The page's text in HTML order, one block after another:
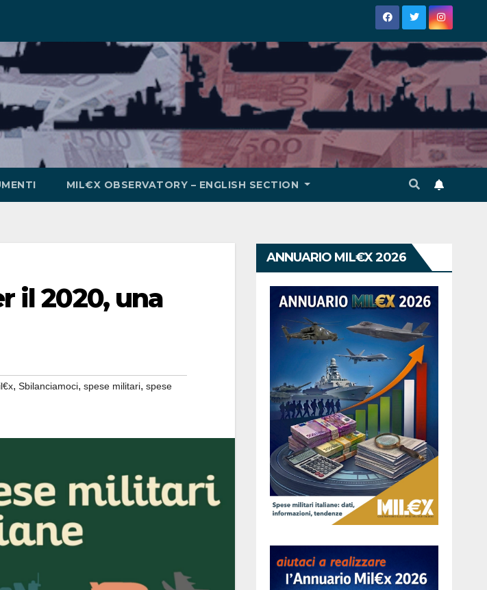
MIL€X OBSERVATORY – ENGLISH SECTION
il 2020, una
, Sbilanciamoci, spese militari, spese
ANNUARIO MIL€X 2026